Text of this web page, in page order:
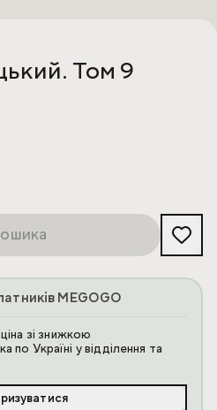
Том 9
MEGOGO
зі знижкою
Україні у відділення та